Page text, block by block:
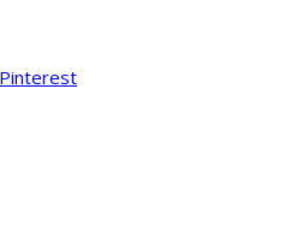
Pinterest